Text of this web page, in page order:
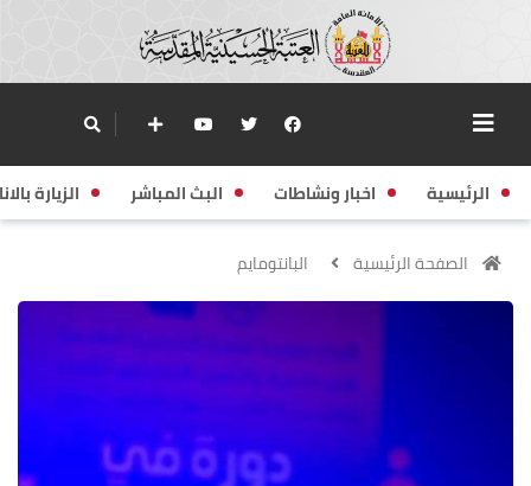
الرئيسية اخبار ونشاطات البث المباشر الزيارة
الصفحة الرئيسية البانتومايم